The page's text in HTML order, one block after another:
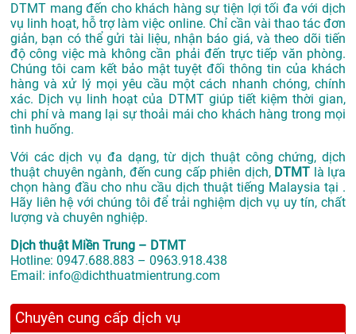
DTMT mang đến cho khách hàng sự tiện lợi tối đa với dịch
vụ linh hoạt, hỗ trợ làm việc online. Chỉ cần vài thao tác đơn
giản, bạn có thể gửi tài liệu, nhận báo giá, và theo dõi tiến
độ công việc mà không cần phải đến trực tiếp văn phòng.
Chúng tôi cam kết bảo mật tuyệt đối thông tin của khách
hàng và xử lý mọi yêu cầu một cách nhanh chóng, chính
xác. Dịch vụ linh hoạt của DTMT giúp tiết kiệm thời gian,
chi phí và mang lại sự thoải mái cho khách hàng trong mọi
tình huống.
Với các dịch vụ đa dạng, từ dịch thuật công chứng, dịch
thuật chuyên ngành, đến cung cấp phiên dịch, DTMT là lựa
chọn hàng đầu cho nhu cầu dịch thuật tiếng Malaysia tại .
Hãy liên hệ với chúng tôi để trải nghiệm dịch vụ uy tín, chất
lượng và chuyên nghiệp.
Dịch thuật Miền Trung – DTMT
Hotline: 0947.688.883 – 0963.918.438
Email: info@dichthuatmientrung.com
Chuyên cung cấp dịch vụ